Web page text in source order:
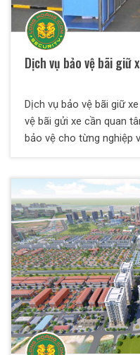
Dịch vụ bảo vệ bãi giữ
Dịch vụ bảo vệ bãi giữ
vệ bãi gửi xe cần quan
bảo vệ cho từng nghiệp
toàn bộ các thắc mắc
tôi tìm hiểu chi tiết nhé.